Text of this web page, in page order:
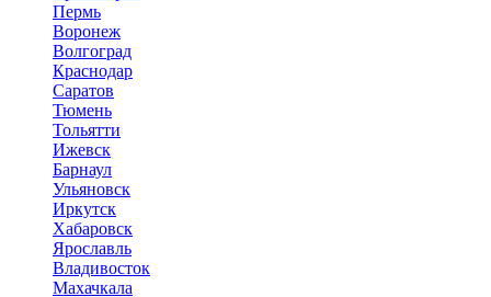
Пермь
Воронеж
Волгоград
Краснодар
Саратов
Тюмень
Тольятти
Ижевск
Барнаул
Ульяновск
Иркутск
Хабаровск
Ярославль
Владивосток
Махачкала